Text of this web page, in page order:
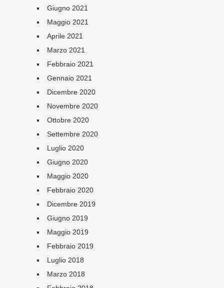
Giugno 2021
Maggio 2021
Aprile 2021
Marzo 2021
Febbraio 2021
Gennaio 2021
Dicembre 2020
Novembre 2020
Ottobre 2020
Settembre 2020
Luglio 2020
Giugno 2020
Maggio 2020
Febbraio 2020
Dicembre 2019
Giugno 2019
Maggio 2019
Febbraio 2019
Luglio 2018
Marzo 2018